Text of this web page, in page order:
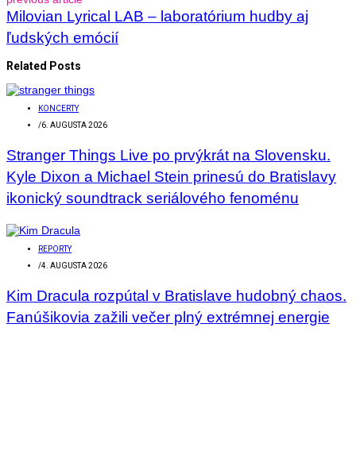
Milovian Lyrical LAB – laboratórium hudby aj
ľudských emócií
Related Posts
KONCERTY
/6. AUGUSTA 2026
Stranger Things Live po prvýkrát na Slovensku.
Kyle Dixon a Michael Stein prinesú do Bratislavy
ikonický soundtrack seriálového fenoménu
REPORTY
/4. AUGUSTA 2026
Kim Dracula rozpútal v Bratislave hudobný chaos.
Fanúšikovia zažili večer plný extrémnej energie